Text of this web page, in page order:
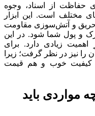
حفاظت از اسناد، وجوه
مختلف است. این ابزار
حریق و آتش‌سوزی مقاومت
و پول شما شود. در این
اهمیت زیادی دارد. برای
را نیز در نظر گرفت؛ زیرا
کیفیت خوب و هم قیمت
مواردی باید